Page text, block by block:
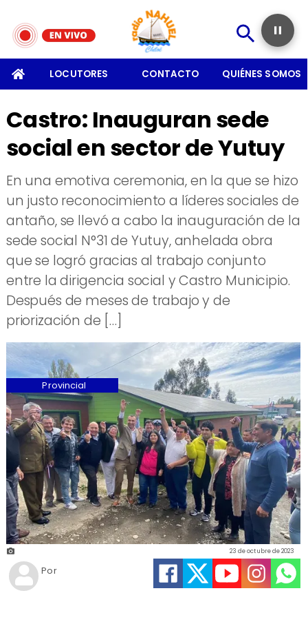
LOCUTORES CONTACTO QUIÉNES SOMOS
Castro: Inauguran sede
social en sector de Yutuy
En una emotiva ceremonia, en la que se hizo
un justo reconocimiento a líderes sociales de
antaño, se llevó a cabo la inauguración de la
sede social N°31 de Yutuy, anhelada obra
que se logró gracias al trabajo conjunto
entre la dirigencia social y Castro Municipio.
Después de meses de trabajo y de
priorización de […]
23 de octubre de 2023
Provincial
Por